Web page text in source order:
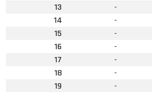
13
-
14
-
15
-
16
-
17
-
18
-
19
-